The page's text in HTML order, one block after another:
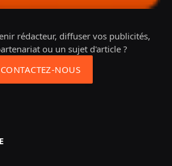
rédacteur, diffuser vos publicités,
ou un sujet d'article ?
CONTACTEZ-NOUS